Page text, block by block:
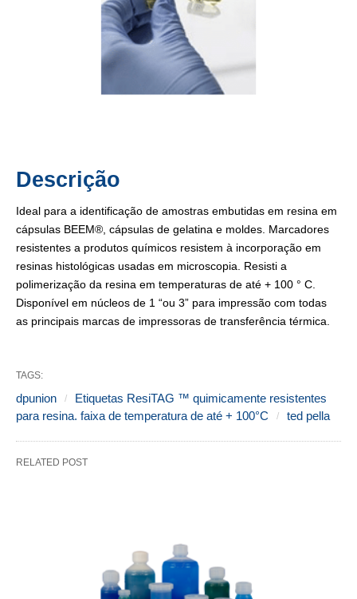
Descrição
Ideal para a identificação de amostras embutidas em resina em
cápsulas BEEM®, cápsulas de gelatina e moldes. Marcadores
resistentes a produtos químicos resistem à incorporação em
resinas histológicas usadas em microscopia. Resisti a
polimerização da resina em temperaturas de até + 100 ° C.
Disponível em núcleos de 1 “ou 3” para impressão com todas
as principais marcas de impressoras de transferência térmica.
TAGS:
dpunion
Etiquetas ResiTAG ™ quimicamente resistentes
para resina. faixa de temperatura de até + 100°C
ted pella
RELATED POST